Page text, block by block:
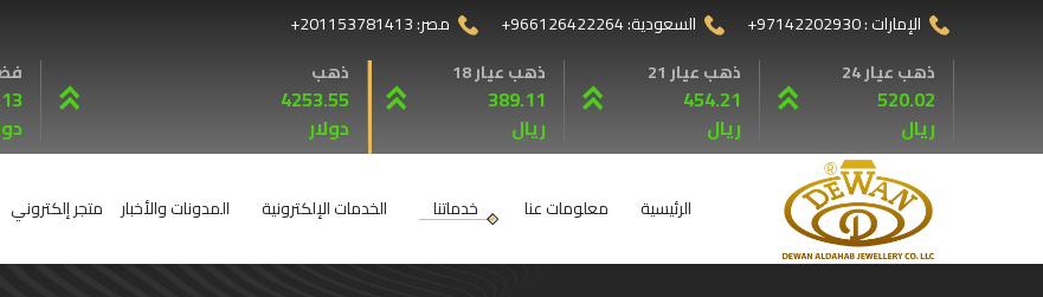
الإمارات :+97142202930 السعودية:+966126422264 مصر:+201153781413
ذهب عيار 24
520.02
ريال
ذهب عيار 21
454.21
ريال
ذهب عيار 18
389.11
ريال
ذهب
4253.55
دولار
الرئيسية معلومات عنا خدماتنا الخدمات الإلكترونية المدونات والأخبار متجر إلكتروني